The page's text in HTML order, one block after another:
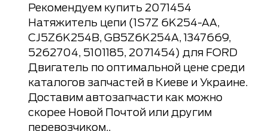
Рекомендуем купить 2071454
Натяжитель цепи (1S7Z 6K254-AA,
CJ5Z6K254B, GB5Z6K254A, 1347669,
5262704, 5101185, 2071454) для FORD
Двигатель по оптимальной цене среди
каталогов запчастей в Киеве и Украине.
Доставим автозапчасти как можно
скорее Новой Почтой или другим
перевозчиком..